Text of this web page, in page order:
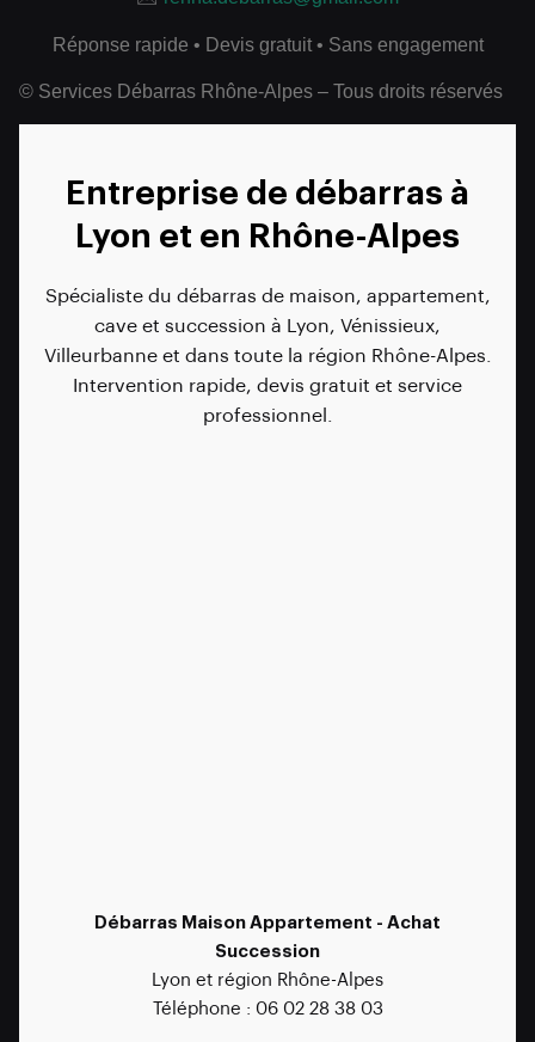
Réponse rapide • Devis gratuit • Sans engagement
© Services Débarras Rhône-Alpes – Tous droits réservés
Entreprise de débarras à
Lyon et en Rhône-Alpes
Spécialiste du débarras de maison, appartement,
cave et succession à Lyon, Vénissieux,
Villeurbanne et dans toute la région Rhône-Alpes.
Intervention rapide, devis gratuit et service
professionnel.
Débarras Maison Appartement - Achat
Succession
Lyon et région Rhône-Alpes
Téléphone : 06 02 28 38 03